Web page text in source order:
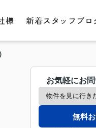
様 新着スタッフブロ
お気軽にお
無料